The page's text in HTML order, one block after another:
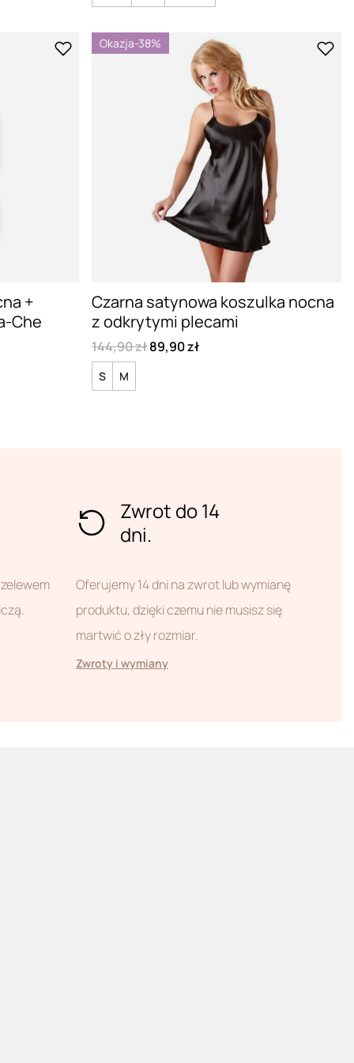
+
Che
Okazja-38%
Czarna satynowa koszulka nocna
z odkrytymi plecami
144,90 zł89,90 zł
S M
Zwrot do 14
dni.
Oferujemy 14 dni na zwrot lub wymianę
produktu, dzięki czemu nie musisz się
martwić o zły rozmiar.
Zwroty i wymiany